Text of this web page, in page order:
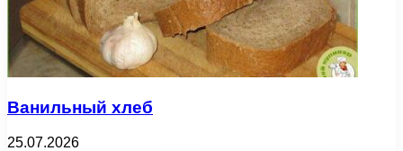
Ванильный хлеб
25.07.2026